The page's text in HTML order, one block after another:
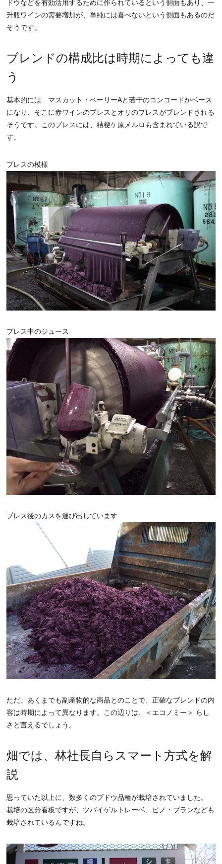
ドウなどを有効活用するために作られているという側面もあり、一
升瓶ワインの需要増加が、単純には喜べないという側面もあるのだ
そうです。
ブレンドの構成比は時期によっても違
う
基本的には マスカット・ベーリーAと若干のコンコードがベース
になり、そこに赤ワインのプレスとオリのプレスがブレンドされる
そうです。このプレスには、桔梗ケ原メルロも含まれている訳で
す。
プレスの模様
プレス中のジュース
プレス後のカスを運び出しています
ただ、あくまでも副産物的な商品とのことで、正確なブレンドの内
容は時期によって異なります。この辺りは、＜エコノミー＞ らし
さと言えるでしょう。
畑では、林社長自らスマート方式を解
説
思っていた以上に、数多くのブドウ品種が栽培されていました。
栽培の区分看板ですが、ツバイゲルトレーベ、ピノ・ブランなども
栽培されているんですね。